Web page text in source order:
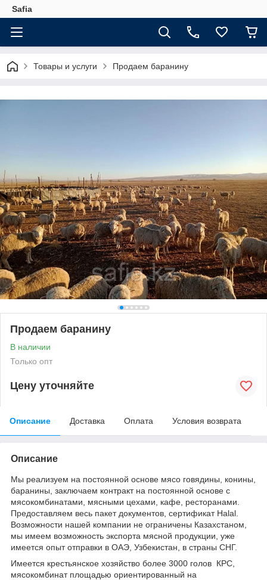
Safia
Товары и услуги Продаем баранину
Продаем баранину
В наличии
Только опт
Цену уточняйте
Описание Доставка Оплата Условия возврата
Описание
Мы реализуем на постоянной основе мясо говядины, конины,
баранины, заключаем контракт на постоянной основе с
мясокомбинатами, мясными цехами, кафе, ресторанами.
Предоставляем весь пакет документов, сертификат Halal.
Возможности нашей компании не ограничены Казахстаном,
мы имеем возможность экспорта мясной продукции, уже
имеется опыт отправки в ОАЭ, Узбекистан, в страны СНГ.
Имеется крестьянское хозяйство более 3000 голов КРС,
мясокомбинат площадью ориентированный на